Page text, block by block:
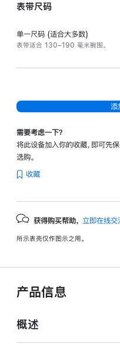
表带尺码
单一尺码 (适合大多数)
表带适合 130–190 毫米腕围。
添
需要考虑一下？
将此设备加入你的收藏，即可先
选购。
收藏
获得购买帮助， 立即在线交
所示表壳仅作图示之用。
产品信息
概述